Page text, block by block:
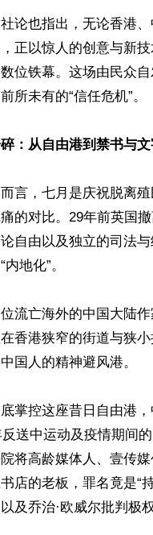
论也指出，无论香港
正以惊人的创意与新
位铁幕。这场由民众
所未有的“信任危机”。
：从自由港到禁书与
言，七月是庆祝脱离
的对比。29年前英国
自由以及独立的司法
地化”。
流亡海外的中国大陆
香港狭窄的街道与狭
国人的精神避风港。
掌控这座昔日自由港
送中运动及疫情期间
将高龄媒体人、壹传
店的老板，罪名竟是“
及乔治·欧威尔批判极